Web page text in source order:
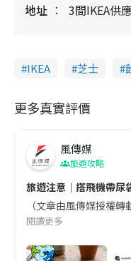
地址
3間IKEA供
IKEA 芝士
更多真實評價
風傳媒
旅遊攻略
旅遊注意｜搭飛機帶尿
（文章由風傳媒授權
閱讀更多